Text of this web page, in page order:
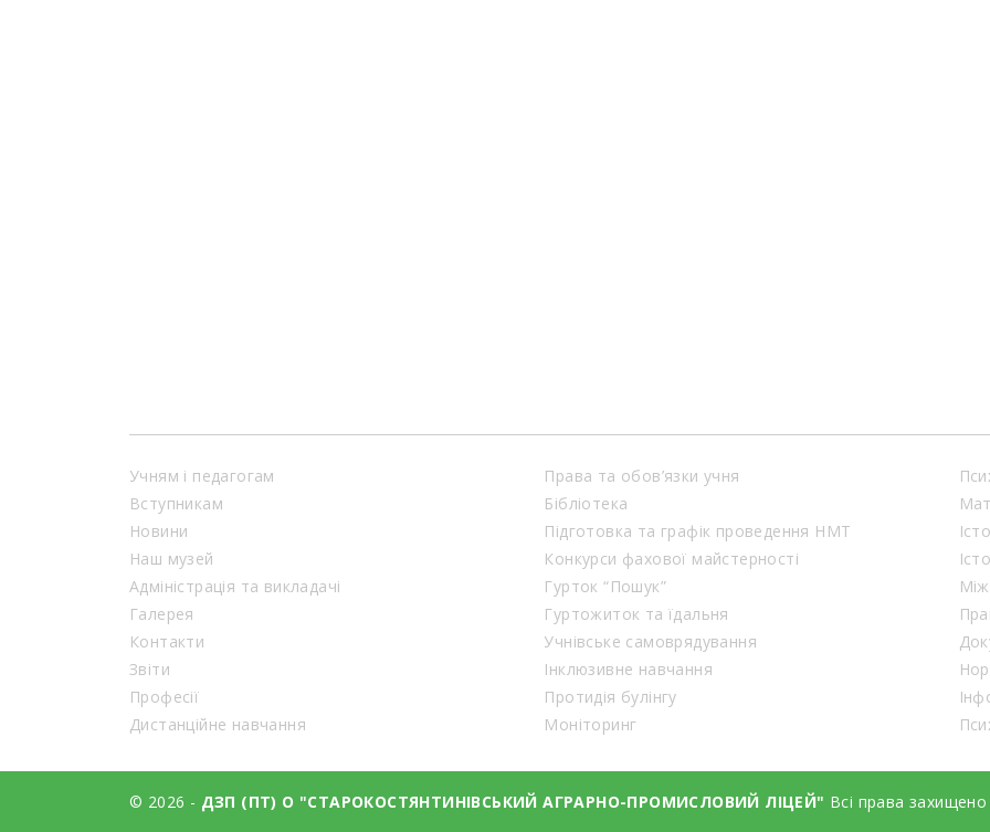
Учням і педагогам
Вступникам
Новини
Наш музей
Адміністрація та викладачі
Галерея
Контакти
Звіти
Професії
Дистанційне навчання
Права та обов’язки учня
Бібліотека
Підготовка та графік проведення НМТ
Конкурси фахової майстерності
Гурток “Пошук”
Гуртожиток та їдальня
Учнівське самоврядування
Інклюзивне навчання
Протидія булінгу
Моніторинг
© 2026 - ДЗП (ПТ) О "СТАРОКОСТЯНТИНІВСЬКИЙ АГРАРНО-ПРОМИСЛОВИЙ ЛІЦЕЙ" Всі права захищено